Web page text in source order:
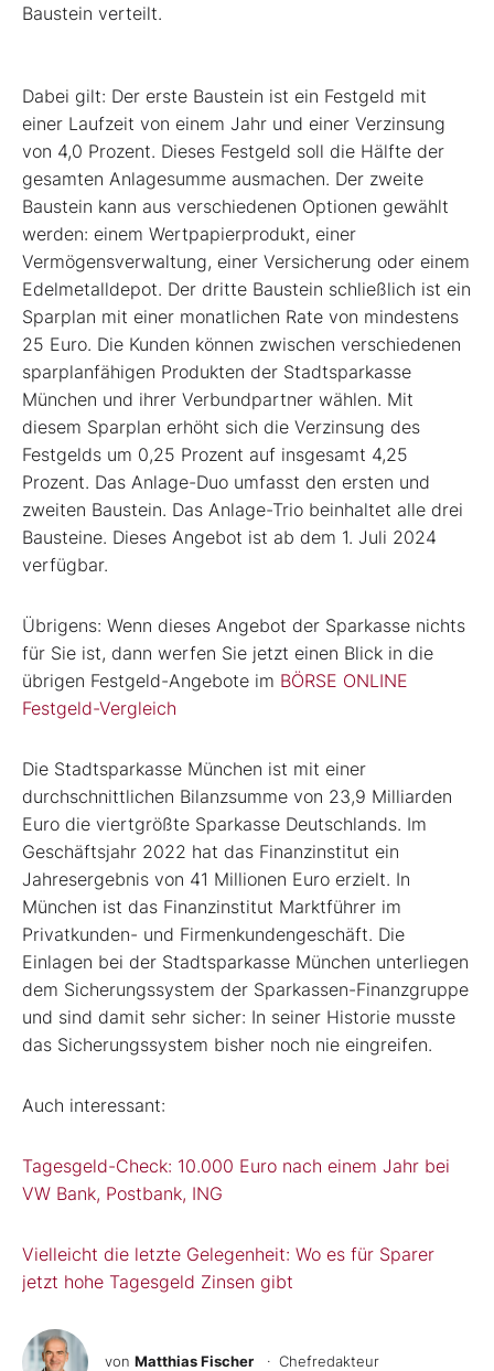
Baustein verteilt.
Dabei gilt: Der erste Baustein ist ein Festgeld mit
einer Laufzeit von einem Jahr und einer Verzinsung
von 4,0 Prozent. Dieses Festgeld soll die Hälfte der
gesamten Anlagesumme ausmachen. Der zweite
Baustein kann aus verschiedenen Optionen gewählt
werden: einem Wertpapierprodukt, einer
Vermögensverwaltung, einer Versicherung oder einem
Edelmetalldepot. Der dritte Baustein schließlich ist ein
Sparplan mit einer monatlichen Rate von mindestens
25 Euro. Die Kunden können zwischen verschiedenen
sparplanfähigen Produkten der Stadtsparkasse
München und ihrer Verbundpartner wählen. Mit
diesem Sparplan erhöht sich die Verzinsung des
Festgelds um 0,25 Prozent auf insgesamt 4,25
Prozent. Das Anlage-Duo umfasst den ersten und
zweiten Baustein. Das Anlage-Trio beinhaltet alle drei
Bausteine. Dieses Angebot ist ab dem 1. Juli 2024
verfügbar.
Übrigens: Wenn dieses Angebot der Sparkasse nichts
für Sie ist, dann werfen Sie jetzt einen Blick in die
übrigen Festgeld-Angebote im BÖRSE ONLINE
Festgeld-Vergleich
Die Stadtsparkasse München ist mit einer
durchschnittlichen Bilanzsumme von 23,9 Milliarden
Euro die viertgrößte Sparkasse Deutschlands. Im
Geschäftsjahr 2022 hat das Finanzinstitut ein
Jahresergebnis von 41 Millionen Euro erzielt. In
München ist das Finanzinstitut Marktführer im
Privatkunden- und Firmenkundengeschäft. Die
Einlagen bei der Stadtsparkasse München unterliegen
dem Sicherungssystem der Sparkassen-Finanzgruppe
und sind damit sehr sicher: In seiner Historie musste
das Sicherungssystem bisher noch nie eingreifen.
Auch interessant:
Tagesgeld-Check: 10.000 Euro nach einem Jahr bei
VW Bank, Postbank, ING
Vielleicht die letzte Gelegenheit: Wo es für Sparer
jetzt hohe Tagesgeld Zinsen gibt
von Matthias Fischer · Chefredakteur